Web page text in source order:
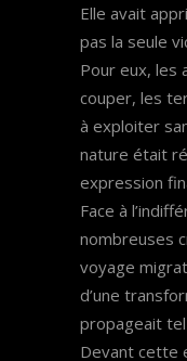
Elle avait
pas la seule
Pour eux, les
couper, les
à exploiter
nature était
expression
Face à
nombreuses
voyage
d’une
propageait
Devant cette